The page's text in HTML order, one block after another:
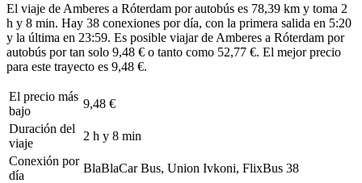
El viaje de Amberes a Róterdam por autobús es 78,39 km y toma 2
h y 8 min. Hay 38 conexiones por día, con la primera salida en 5:20
y la última en 23:59. Es posible viajar de Amberes a Róterdam por
autobús por tan solo 9,48 € o tanto como 52,77 €. El mejor precio
para este trayecto es 9,48 €.
El precio más
bajo
9,48 €
Duración del
viaje
2 h y 8 min
Conexión por
día
BlaBlaCar Bus, Union Ivkoni, FlixBus 38